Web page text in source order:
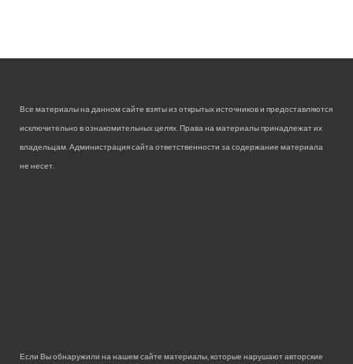
Все материалы на данном сайте взяты из открытых источников и предоставляются
исключительно в ознакомительных целях. Права на материалы принадлежат их
владельцам. Администрация сайта ответственности за содержание материала
не несет.
Если Вы обнаружили на нашем сайте материалы, которые нарушают авторские